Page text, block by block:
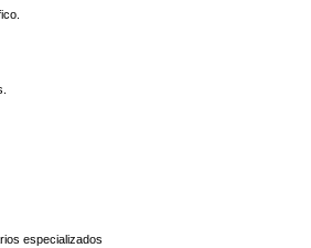
especializados